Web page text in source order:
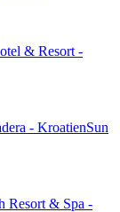
& Resort -
- KroatienSun
Resort & Spa -